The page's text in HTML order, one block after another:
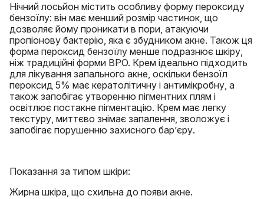
Нічний лосьйон містить особливу форму пероксиду
бензоїлу: він має менший розмір частинок, що
дозволяє йому проникати в пори, атакуючи
пропіонову бактерію, яка є збудником акне. Також ця
форма пероксид бензоїлу менше подразнює шкіру,
ніж традиційні форми BPO. Крем ідеально підходить
для лікування запального акне, оскільки бензоїл
пероксид 5% має кератолітичну і антимікробну, а
також запобігає утворенню пігментних плям і
освітлює постакне пігментацію. Крем має легку
текстуру, миттєво знімає запалення, зволожує і
запобігає порушенню захисного бар’єру.
Показання за типом шкіри:
Жирна шкіра, що схильна до появи акне.